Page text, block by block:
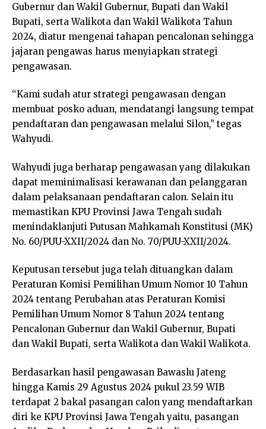
Gubernur dan Wakil Gubernur, Bupati dan Wakil
Bupati, serta Walikota dan Wakil Walikota Tahun
2024, diatur mengenai tahapan pencalonan sehingga
jajaran pengawas harus menyiapkan strategi
pengawasan.
“Kami sudah atur strategi pengawasan dengan
membuat posko aduan, mendatangi langsung tempat
pendaftaran dan pengawasan melalui Silon,” tegas
Wahyudi.
Wahyudi juga berharap pengawasan yang dilakukan
dapat meminimalisasi kerawanan dan pelanggaran
dalam pelaksanaan pendaftaran calon. Selain itu
memastikan KPU Provinsi Jawa Tengah sudah
menindaklanjuti Putusan Mahkamah Konstitusi (MK)
No. 60/PUU-XXII/2024 dan No. 70/PUU-XXII/2024.
Keputusan tersebut juga telah dituangkan dalam
Peraturan Komisi Pemilihan Umum Nomor 10 Tahun
2024 tentang Perubahan atas Peraturan Komisi
Pemilihan Umum Nomor 8 Tahun 2024 tentang
Pencalonan Gubernur dan Wakil Gubernur, Bupati
dan Wakil Bupati, serta Walikota dan Wakil Walikota.
Berdasarkan hasil pengawasan Bawaslu Jateng
hingga Kamis 29 Agustus 2024 pukul 23.59 WIB
terdapat 2 bakal pasangan calon yang mendaftarkan
diri ke KPU Provinsi Jawa Tengah yaitu, pasangan